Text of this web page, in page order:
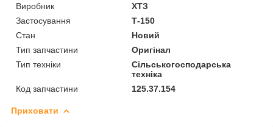
Виробник
ХТЗ
Застосування
Т-150
Стан
Новий
Тип запчастини
Оригінал
Тип техніки
Сільськогосподарська
техніка
Код запчастини
125.37.154
Приховати